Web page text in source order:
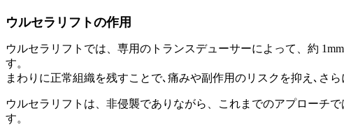
ウルセラリフトの作用
ウルセラリフトでは、専用のトランスデューサーによって、約
す。
まわりに正常組織を残すことで､痛みや副作用のリスクを抑え､さ
ウルセラリフトは、非侵襲でありながら、これまでのアプローチ
す。